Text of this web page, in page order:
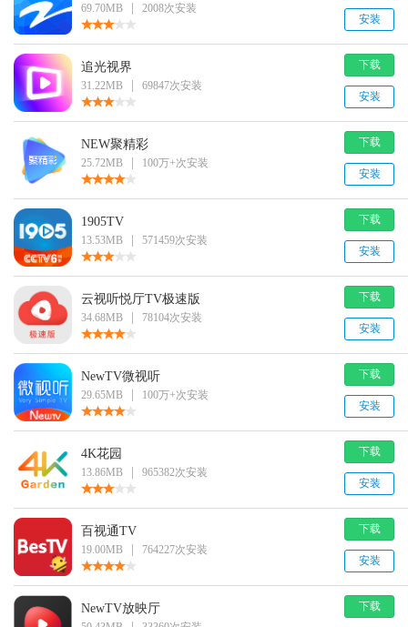
69.70MB 2008次安装
安装
追光视界
31.22MB 69847次安装
下载
安装
NEW聚精彩
25.72MB 100万+次安装
下载
安装
1905TV
13.53MB 571459次安装
下载
安装
云视听悦厅TV极速版
34.68MB 78104次安装
下载
安装
NewTV微视听
29.65MB 100万+次安装
下载
安装
4K花园
13.86MB 965382次安装
下载
安装
百视通TV
19.00MB 764227次安装
下载
安装
NewTV放映厅 下载